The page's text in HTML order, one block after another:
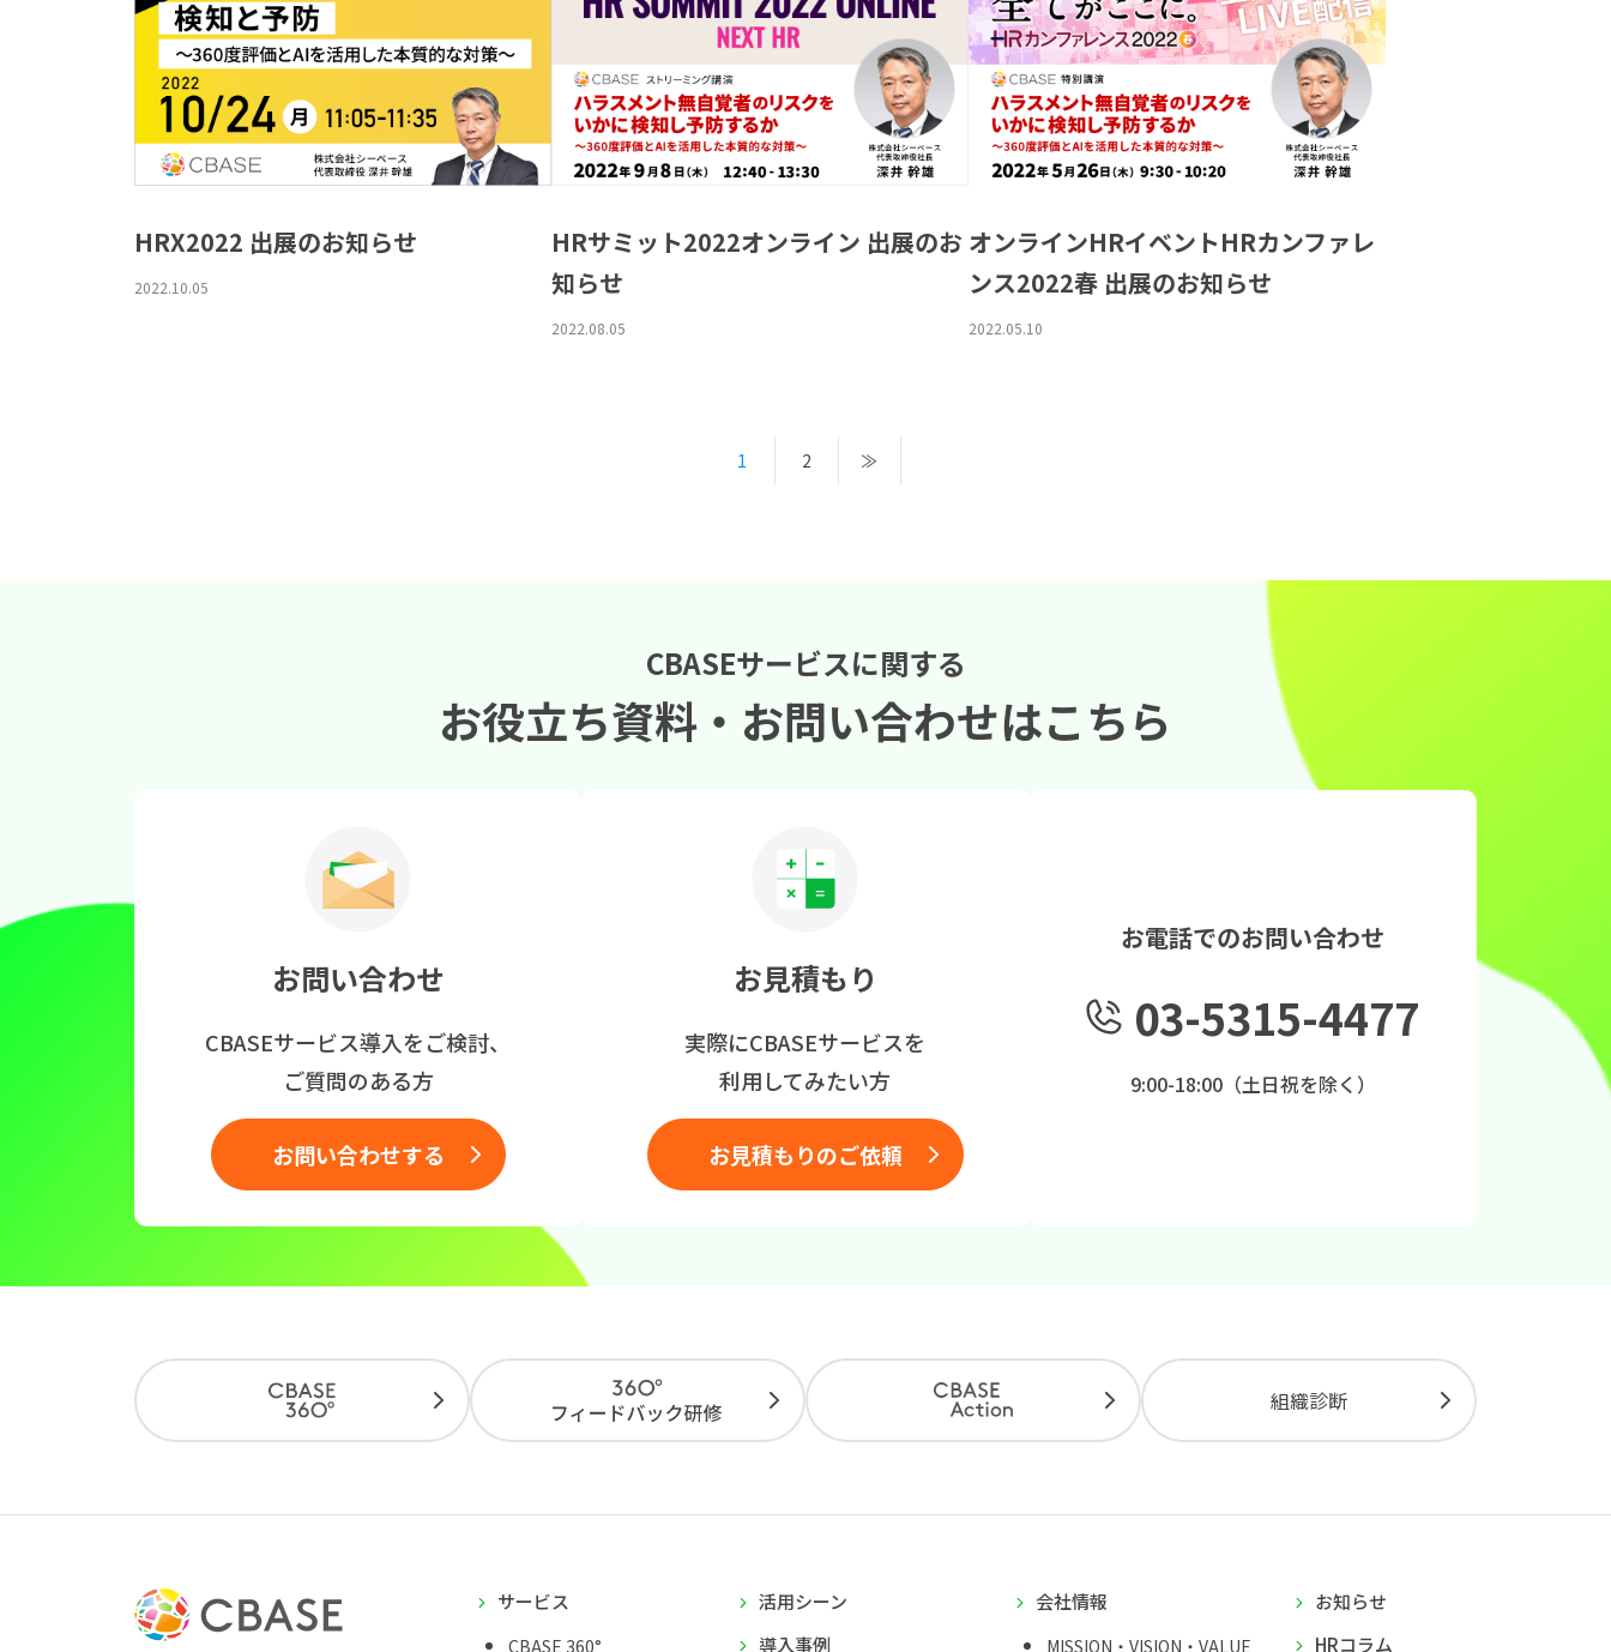
HRX2022 出展のお知らせ
2022.10.05
HRサミット2022オンライン 出展のお
知らせ
2022.08.05
オンラインHRイベントHRカンファレ
ンス2022春 出展のお知らせ
2022.05.10
1 2
CBASEサービスに関する
お役立ち資料・ お問い合わせはこちら
お問い合わせ
CBASEサービス導入をご検討、
ご質問のある方
お問い合わせする
お見積もり
実際にCBASEサービスを
利用してみたい方
お見積もりのご依頼
お電話でのお問い合わせ
03-5315-4477
9:00-18:00（土日祝を除く）
組織診断
サービス
CBASE 360°
活用シーン
導入事例
会社情報
MISSION・VISION・VALUE
お知らせ
HRコラム